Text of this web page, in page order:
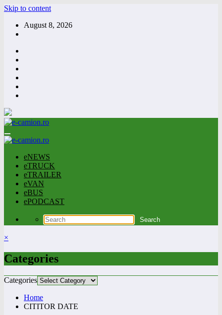
Skip to content
August 8, 2026
eNEWS
eTRUCK
eTRAILER
eVAN
eBUS
ePODCAST
×
Categories
Categories
Home
CITITOR DATE